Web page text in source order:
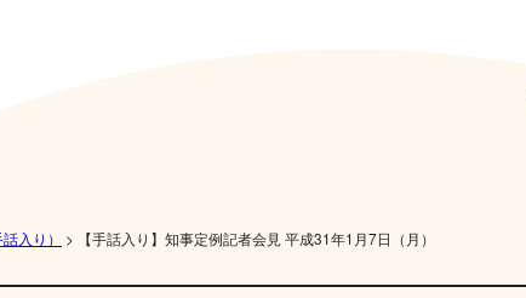
入り） > 【手話入り】知事定例記者会見 平成31年1月7日（月）